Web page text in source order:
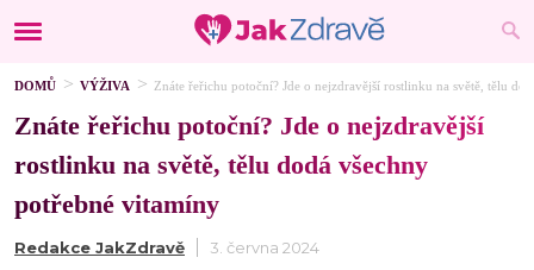
DOMŮ VÝŽIVA Znáte řeřichu potoční? Jde o nejzdravější rostlinku na světě, tělu
Znáte řeřichu potoční? Jde o nejzdravější
rostlinku na světě, tělu dodá všechny
potřebné vitamíny
Redakce JakZdravě 3. června 2024